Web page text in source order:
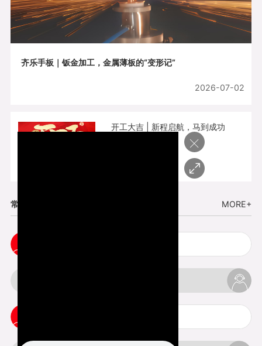
齐乐手板｜钣金加工，金属薄板的“变形记”
2026-07-02
开工大吉 | 新程启航，马到成功
常见问题 MORE+
×